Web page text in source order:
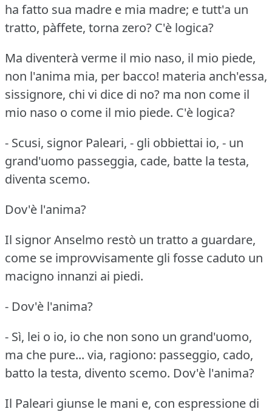
ha fatto sua madre e mia madre; e tutt'a un
tratto, pàffete, torna zero? C'è logica?
Ma diventerà verme il mio naso, il mio piede,
non l'anima mia, per bacco! materia anch'essa,
sissignore, chi vi dice di no? ma non come il
mio naso o come il mio piede. C'è logica?
- Scusi, signor Paleari, - gli obbiettai io, - un
grand'uomo passeggia, cade, batte la testa,
diventa scemo.
Dov'è l'anima?
Il signor Anselmo restò un tratto a guardare,
come se improvvisamente gli fosse caduto un
macigno innanzi ai piedi.
- Dov'è l'anima?
- Sì, lei o io, io che non sono un grand'uomo,
ma che pure... via, ragiono: passeggio, cado,
batto la testa, divento scemo. Dov'è l'anima?
Il Paleari giunse le mani e, con espressione di